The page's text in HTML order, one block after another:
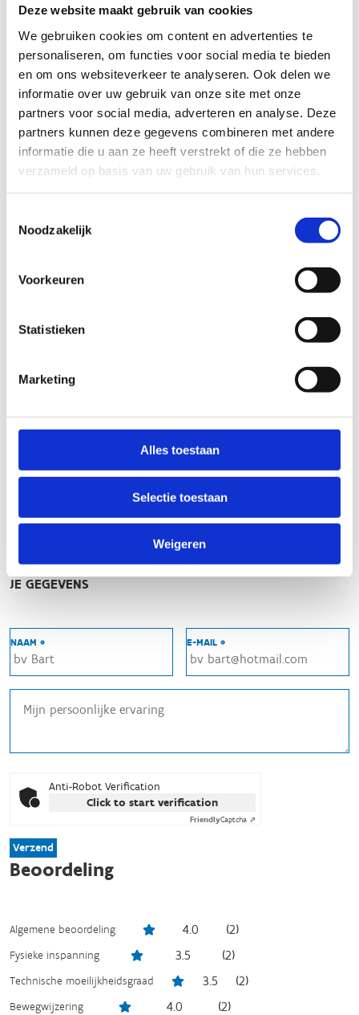
Deze website maakt gebruik van cookies
We gebruiken cookies om content en advertenties te
personaliseren, om functies voor social media te bieden
en om ons websiteverkeer te analyseren. Ook delen we
informatie over uw gebruik van onze site met onze
partners voor social media, adverteren en analyse. Deze
partners kunnen deze gegevens combineren met andere
informatie die u aan ze heeft verstrekt of die ze hebben
verzameld op basis van uw gebruik van hun services.
Noodzakelijk
Voorkeuren
Statistieken
Marketing
Alles toestaan
Selectie toestaan
Weigeren
makkelijk moeilijk
BEWEGWIJZERING
slecht goed
TIP:ontbrekende signalisatie kan je melden via het
Routemeldpunt
STAAT VAN PARCOURS(ONDERGROND, BEGROEIING, ONDERHOUD)
slecht
WEER
Zonnig
Winters
NIVEAU
Expert
MET WIE HEB JE GEREDEN?
Alleen
In groep
JE GEGEVENS
NAAM * E-MAIL *
Anti-Robot Verification
Click to start verification
FriendlyCaptcha ⇗
Verzend
Beoordeling
Algemene beoordeling 4.0 (2)
Fysieke inspanning 3.5 (2)
Technische moeilijkheidsgraad 3.5 (2)
Bewegwijzering 4.0 (2)